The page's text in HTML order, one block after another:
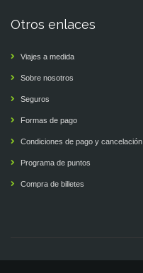
Otros enlaces
Viajes a medida
Sobre nosotros
Seguros
Formas de pago
Condiciones de pago y cancelación
Programa de puntos
Compra de billetes